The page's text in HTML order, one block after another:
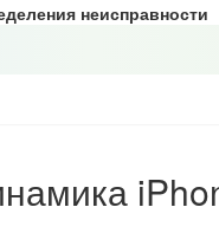
неисправности